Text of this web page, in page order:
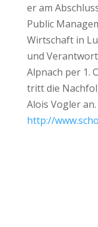
er am
Public
Wirtschaft in
und
Alpnach per 1.
tritt die
Alois Vogler an.
http://